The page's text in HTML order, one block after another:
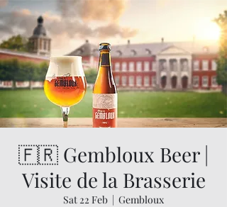
🇫🇷 Gembloux Beer |
Visite de la Brasserie
Sat 22 Feb
  |
Gembloux